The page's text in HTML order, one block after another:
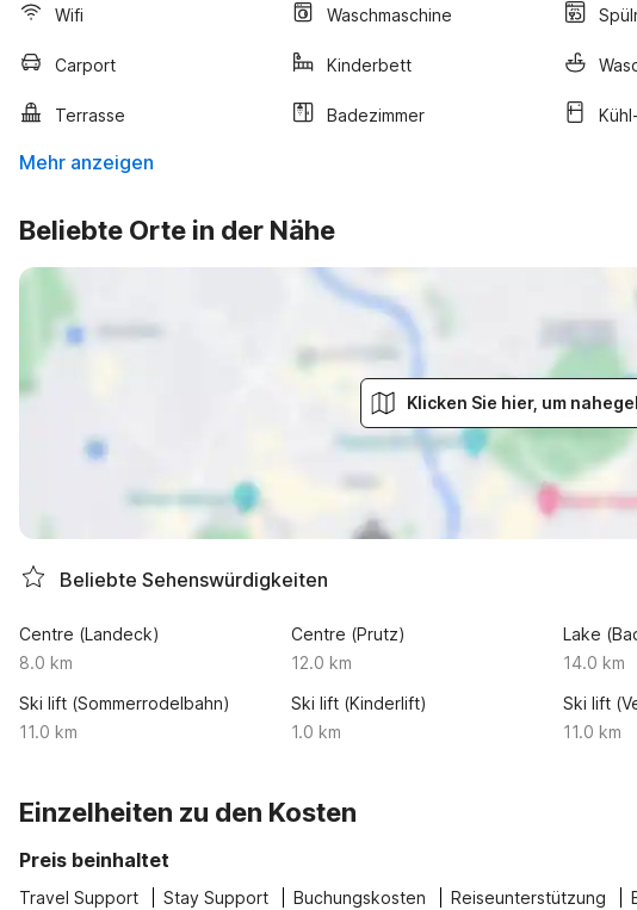
Wifi Waschmaschine
Carport Kinderbett
Terrasse Badezimmer
Mehr anzeigen
Beliebte Orte in der Nähe
Klicken Sie hier, um
Beliebte Sehenswürdigkeiten
Centre (Landeck)
8.0 km
Centre (Prutz)
12.0 km
Lake
14.0 km
Ski lift (Sommerrodelbahn)
11.0 km
Ski lift (Kinderlift)
1.0 km
Ski lift
11.0 km
Einzelheiten zu den Kosten
Preis beinhaltet
Travel Support Stay Support Buchungskosten Reiseunterstützung